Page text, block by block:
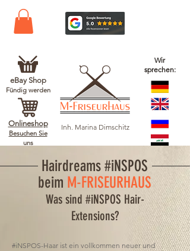
eBay Shop
Fündig werden
Onlineshop
Besuchen Sie
uns
Inh. Marina Dimschitz
Wir
sprechen:
Hairdreams #iNSPOS
beim M-FRISEURHAUS
Was sind #iNSPOS Hair-
Extensions?
#iNSPOS-Haar ist ein vollkommen neuer und